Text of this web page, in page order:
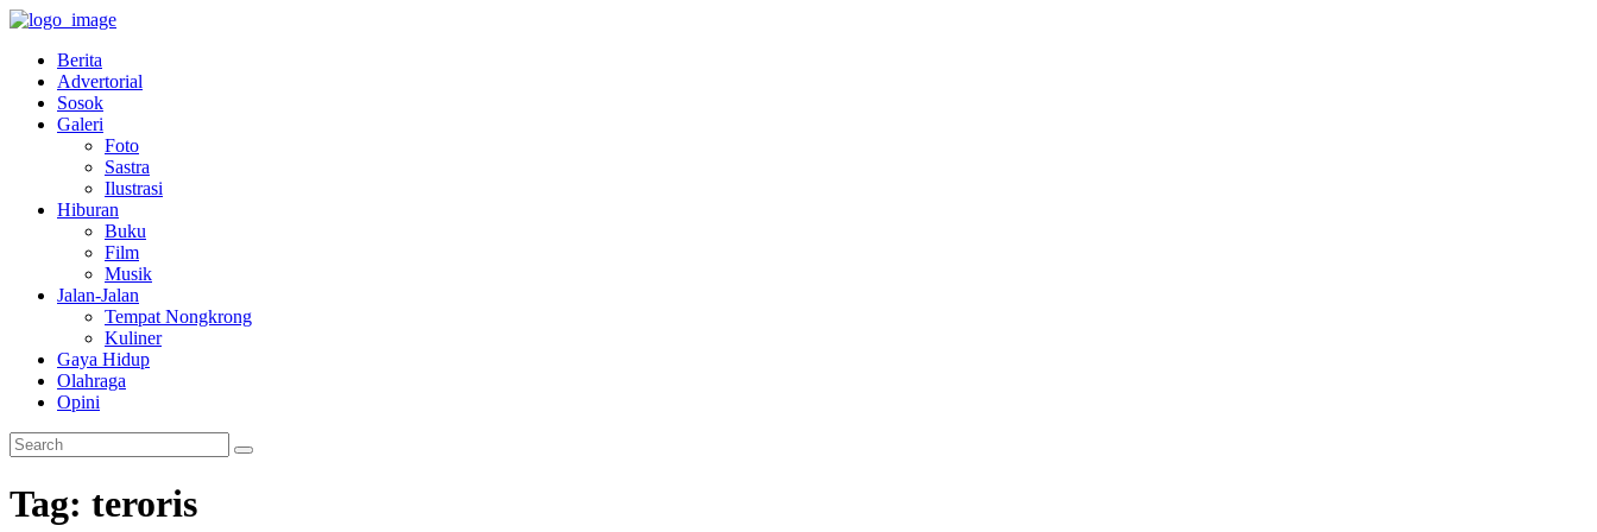
Berita
Advertorial
Sosok
Galeri
Foto
Sastra
Ilustrasi
Hiburan
Buku
Film
Musik
Jalan-Jalan
Tempat Nongkrong
Kuliner
Gaya Hidup
Olahraga
Opini
Tag: teroris